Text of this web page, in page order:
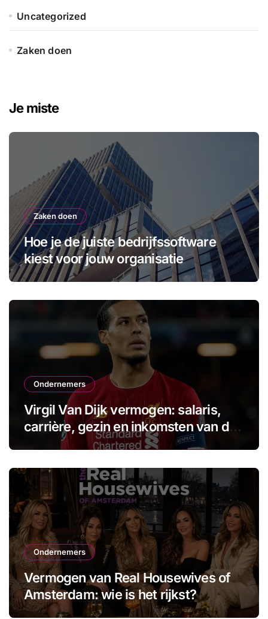
Uncategorized
Zaken doen
Je miste
Zaken doen
Hoe je de juiste bedrijfssoftware
kiest voor jouw organisatie
Ondernemers
Virgil Van Dijk vermogen: salaris,
carrière, gezin en inkomsten van de
aanvoerder
Ondernemers
Vermogen van Real Housewives of
Amsterdam: wie is het rijkst?